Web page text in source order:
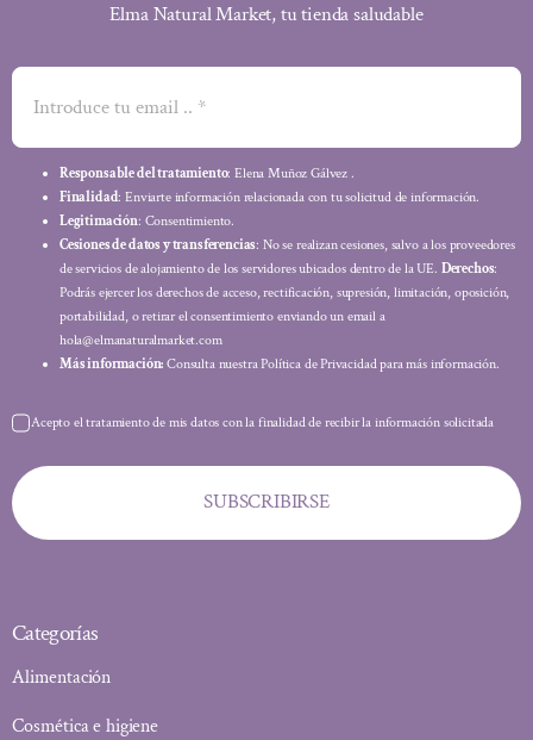
Elma Natural Market, tu tienda saludable
Responsable del tratamiento: Elena Muñoz Gálvez .
Finalidad: Enviarte información relacionada con tu solicitud de información.
Legitimación: Consentimiento.
Cesiones de datos y transferencias: No se realizan cesiones, salvo a los proveedores
de servicios de alojamiento de los servidores ubicados dentro de la UE. Derechos:
Podrás ejercer los derechos de acceso, rectificación, supresión, limitación, oposición,
portabilidad, o retirar el consentimiento enviando un email a
hola@elmanaturalmarket.com
Más información: Consulta nuestra Política de Privacidad para más información.
Acepto el tratamiento de mis datos con la finalidad de recibir la información solicitada
SUBSCRIBIRSE
Categorías
Alimentación
Cosmética e higiene